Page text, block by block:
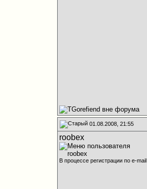
01.08.2008, 21:55
roobex
В процессе регистрации по e-mail